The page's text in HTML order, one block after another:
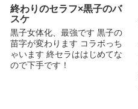
その名の通り喧嘩をしている姿
は誰もが目を奪われる…らし
い。 ☆松田 劉（まつだりゅ
う） 日本1の暴走族龍王（りゅ
うおう）の第15代総長。 身長
は180ｃｍ 体重は65Kg 容姿端
麗で龍王の「走り」が始まる
終わりのセラフ×黒子のバ
スケ
黒子女体化、最強です 黒子の
苗字が変わります コラボっち
ゃいます 終セラははじめてな
ので下手です！